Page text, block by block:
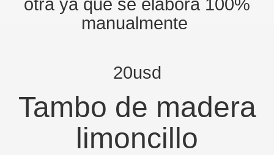
manualmente
20usd
Tambo de madera
limoncillo